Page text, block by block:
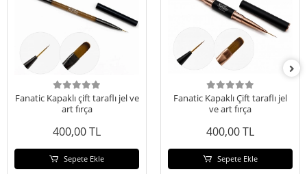
Fanatic Kapaklı çift taraflı jel ve
art fırça
400,00 TL
Sepete Ekle
Fanatic Kapaklı Çift taraflı jel
ve art fırça
400,00 TL
Sepete Ekle